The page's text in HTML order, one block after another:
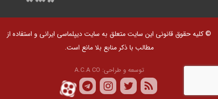
© کلیه حقوق قانونی این سایت متعلق به سایت دیپلماسی ایرانی و استفاده از
مطالب با ذکر منابع بلا مانع است.
توسعه و طراحی: A.C.A CO